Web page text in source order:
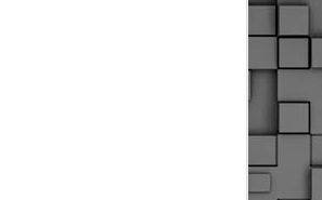
αστυνομικούς, οι οποίοι έχουν
εκπαίδευσή τους και
καθήκοντα.
ο Δήμος παρέλαβε τρία